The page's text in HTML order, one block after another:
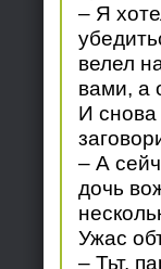
– Я
велел
вами, а
И
– А
дочь
Ужас
– Тьт,